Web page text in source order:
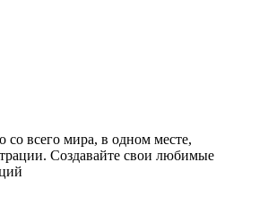
со всего мира, в одном месте,
Создавайте свои любимые